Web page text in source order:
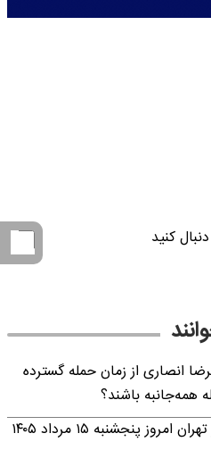
کنید
انصاری از زمان حمله گسترده
همه‌جانبه باشند؟
پنجشنبه ۱۵ مرداد ۱۴۰۵